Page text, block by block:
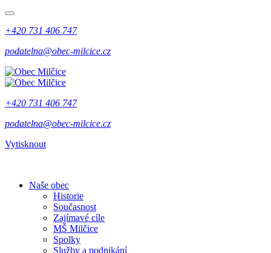
+420 731 406 747
podatelna@obec-milcice.cz
+420 731 406 747
podatelna@obec-milcice.cz
Vytisknout
Naše obec
Historie
Současnost
Zajímavé cíle
MŠ Milčice
Spolky
Služby a podnikání